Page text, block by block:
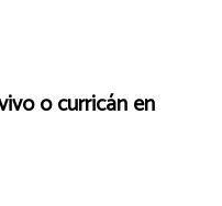
o curricán en